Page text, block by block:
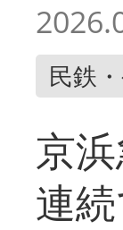
民鉄
京
連